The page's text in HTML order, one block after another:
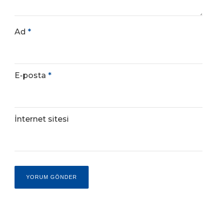
Ad *
E-posta *
İnternet sitesi